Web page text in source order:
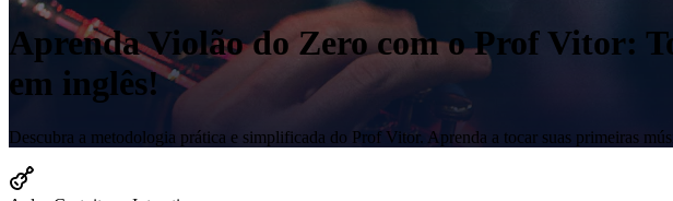
Aprenda Violão do Zero com o Prof Vitor:
em inglês!
Descubra a metodologia prática e simplificada do Prof Vitor. Aprenda a tocar suas primeiras